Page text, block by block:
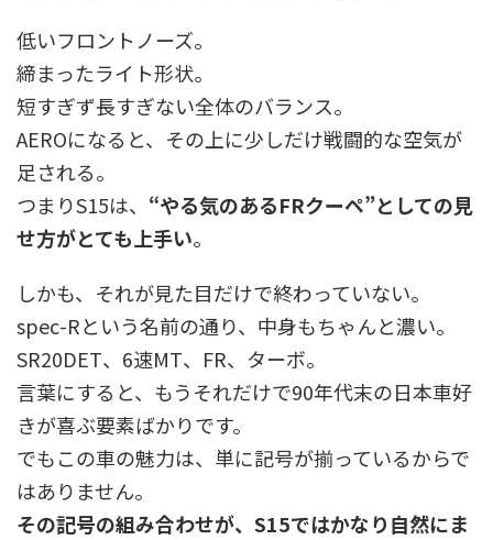
低いフロントノーズ。
締まったライト形状。
短すぎず長すぎない全体のバランス。
AEROになると、その上に少しだけ戦闘的な空気が
足される。
つまりS15は、 “やる気のあるFRクーペ”としての見
せ方がとても上手い。
しかも、それが見た目だけで終わっていない。
spec-Rという名前の通り、中身もちゃんと濃い。
SR20DET、6速MT、FR、ターボ。
言葉にすると、もうそれだけで90年代末の日本車好
きが喜ぶ要素ばかりです。
でもこの車の魅力は、単に記号が揃っているからで
はありません。
その記号の組み合わせが、S15ではかなり自然にま